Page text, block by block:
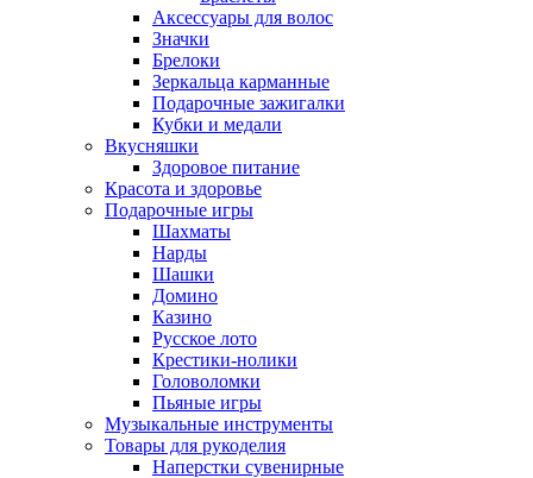
Аксессуары для волос
Значки
Брелоки
Зеркальца карманные
Подарочные зажигалки
Кубки и медали
Вкусняшки
Здоровое питание
Красота и здоровье
Подарочные игры
Шахматы
Нарды
Шашки
Домино
Казино
Русское лото
Крестики-нолики
Головоломки
Пьяные игры
Музыкальные инструменты
Товары для рукоделия
Наперстки сувенирные